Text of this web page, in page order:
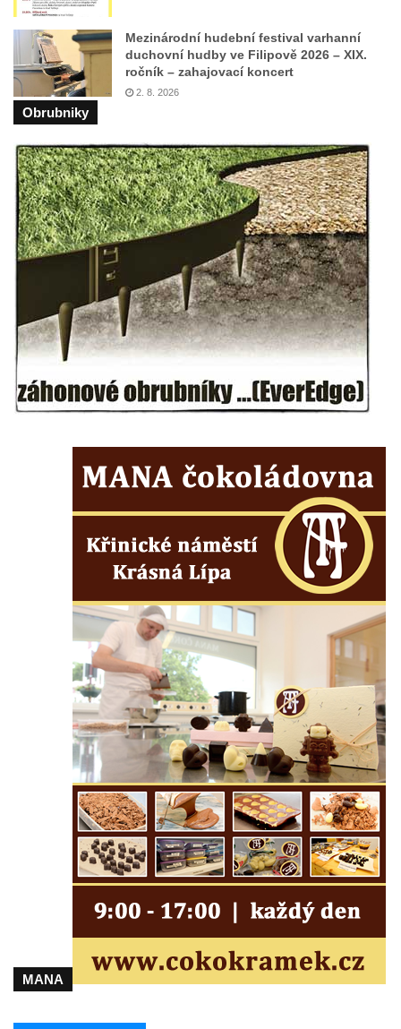
Kaple Božího hrobu na Křížové cestě na
Křížovém vrchu ve Frýdlantu
Poustevna na Křížové cestě na Křížovém
vrchu ve Frýdlantu
Kostel svatého Jakuba Většího v Sokolově
Kostel Nanebevzetí Panny Marie ve
Slunečné
Kostel Jména Panny Marie v Sepekově
Kostel svatých Petra a Pavla v Růžové
Kaple Stětí svatého Jana Křtitele v
Rumburku
Bývalá synagoga v Milevsku
Kostel svaté Kateřiny Alexandrijské v
Krásně
Kostel svaté Maří Magdalény v Karlových
Varech
Hrobová kaple na hřbitově v Rychnově u
Jablonce nad Nisou
Márnice/hřbitovní kaple na hřbitově v
Rychnově u Jablonce nad Nisou
Výklenková kaple u rozcestí u domu čp. 42
v Krásné u Pěnčína
Márnice na hřbitově v Krásné u Pěnčína
Výklenková kaple naproti domu čp. 34 v
Krásné u Pěnčína
Kostel svatého Josefa v Krásné u Pěnčína
Kostel Panny Marie Pomocné s Ivanitskou
poustevnou v Teplicích nad Metují
Hřbitovní kaple/márnice na hřbitově v
Teplicích nad Metují
Kostel svatého Vavřince v Teplicích nad
Metují
Hrobová kaple Johanna Nitsche na
hřbitově na Vlčí Hoře
Mezinárodní hudební festival varhanní
duchovní hudby ve Filipově 2026 – XIX.
ročník – zahajovací koncert
2. 8. 2026
Obrubniky
MANA